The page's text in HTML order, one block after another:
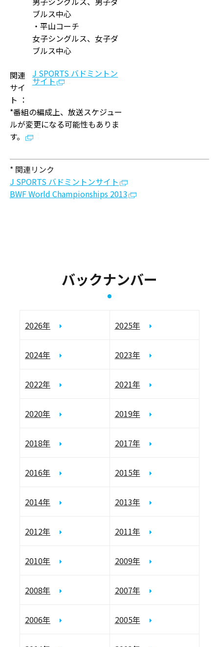
ブルス中心
・平山コーチ
女子シングルス、女子ダ
ブルス中心
関連
サイ
ト ：
J SPORTS バドミントン
サイト
*番組の編成上、放送スケジュー
ルが変更になる可能性もありま
す。
* 関連リンク
J SPORTS バドミントンサイト
BWF World Championships 2013
バックナンバー
2026年 2025年
2024年 2023年
2022年 2021年
2020年 2019年
2018年 2017年
2016年 2015年
2014年 2013年
2012年 2011年
2010年 2009年
2008年 2007年
2006年 2005年